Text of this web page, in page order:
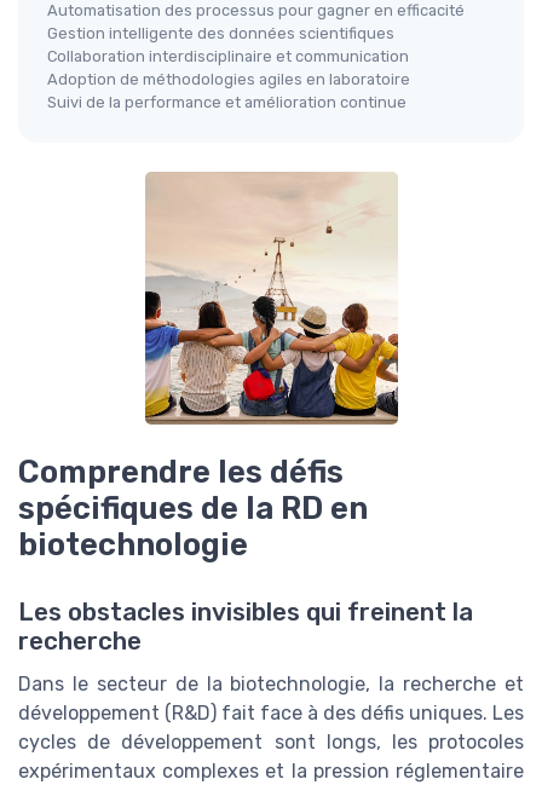
Automatisation des processus pour gagner en efficacité
Gestion intelligente des données scientifiques
Collaboration interdisciplinaire et communication
Adoption de méthodologies agiles en laboratoire
Suivi de la performance et amélioration continue
Comprendre les défis
spécifiques de la RD en
biotechnologie
Les obstacles invisibles qui freinent la
recherche
Dans le secteur de la biotechnologie, la recherche et
développement (R&D) fait face à des défis uniques. Les
cycles de développement sont longs, les protocoles
expérimentaux complexes et la pression réglementaire